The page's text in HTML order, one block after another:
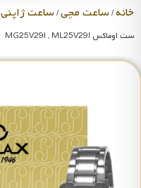
خانه/ساعت مچی/ساعت ژاپنی
ست اوماکس MG25V29I , ML25V29I